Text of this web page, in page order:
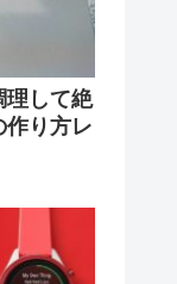
理して絶
作り方レ